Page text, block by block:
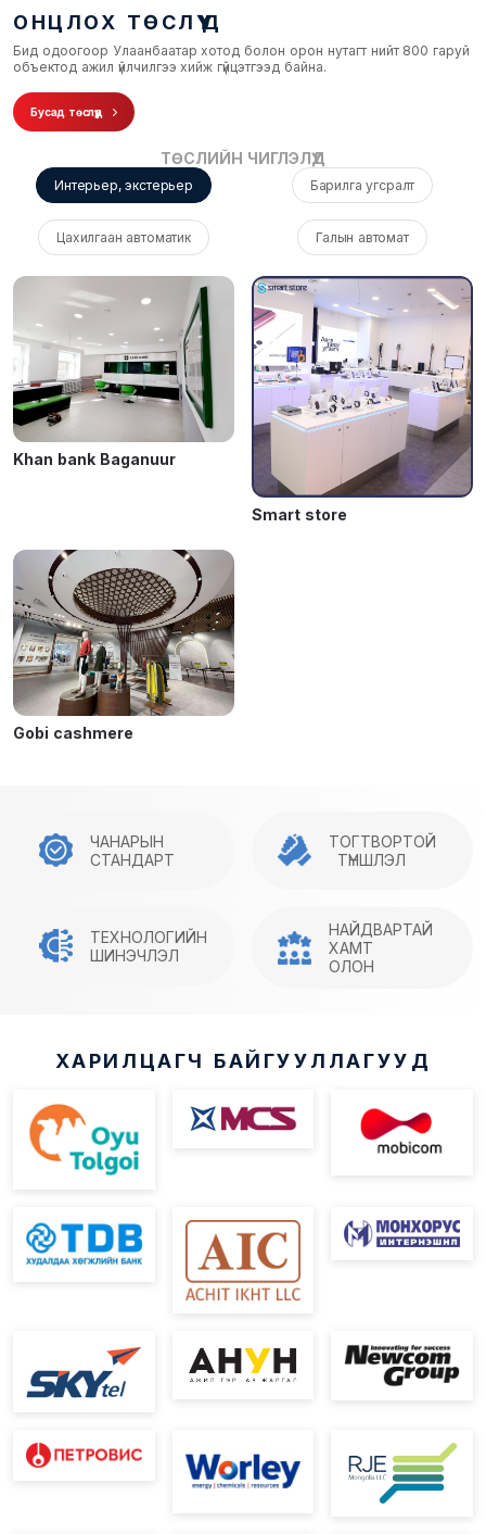
ОНЦЛОХ ТӨСЛҮҮД
Бид одоогоор Улаанбаатар хотод болон орон нутагт нийт 800 гаруй
объектод ажил үйлчилгээ хийж гүйцэтгээд байна.
Бусад төслүүд
ТӨСЛИЙН ЧИГЛЭЛҮҮД
Интерьер, экстерьер Барилга угсралт
Цахилгаан автоматик Галын автомат
Khan bank Baganuur
Smart store
Gobi cashmere
ЧАНАРЫН
СТАНДАРТ
ТОГТВОРТОЙ
ТҮНШЛЭЛ
ТЕХНОЛОГИЙН
ШИНЭЧЛЭЛ
НАЙДВАРТАЙ
ХАМТ
ОЛОН
ХАРИЛЦАГЧ БАЙГУУЛЛАГУУД